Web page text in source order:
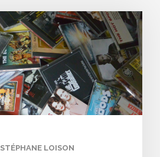
STÉPHANE LOISON